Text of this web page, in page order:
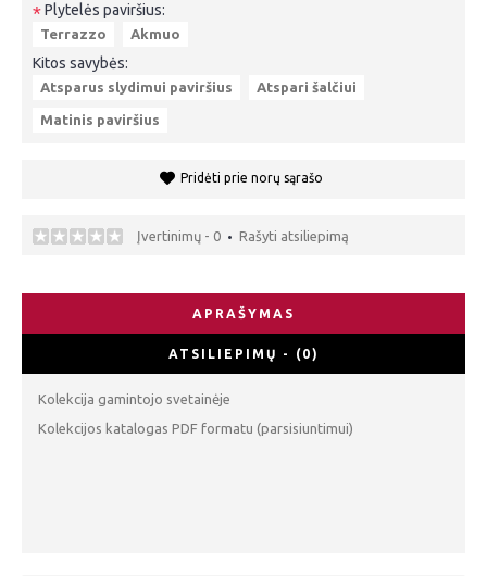
*Plytelės paviršius:
Terrazzo Akmuo
Kitos savybės:
Atsparus slydimui paviršius Atspari šalčiui
Matinis paviršius
Pridėti prie norų sąrašo
Įvertinimų - 0 • Rašyti atsiliepimą
APRAŠYMAS
ATSILIEPIMŲ - (0)
Kolekcija gamintojo svetainėje
Kolekcijos katalogas PDF formatu (parsisiuntimui)